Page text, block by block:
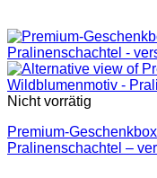
Nicht vorrätig
Premium-
Pralinenschachtel –